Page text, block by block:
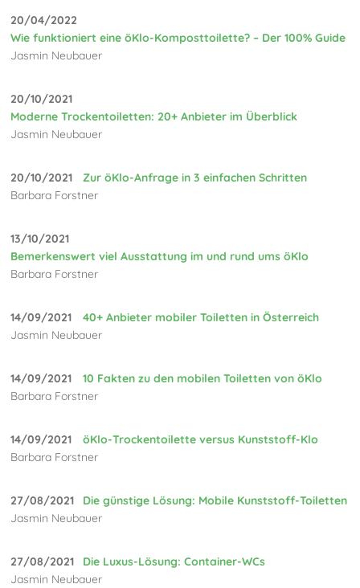
20/04/2022
Wie funktioniert eine öKlo-Komposttoilette? – Der 100% Guide
Jasmin Neubauer
20/10/2021
Moderne Trockentoiletten: 20+ Anbieter im Überblick
Jasmin Neubauer
20/10/2021
Zur öKlo-Anfrage in 3 einfachen Schritten
Barbara Forstner
13/10/2021
Bemerkenswert viel Ausstattung im und rund ums öKlo
Barbara Forstner
14/09/2021
40+ Anbieter mobiler Toiletten in Österreich
Jasmin Neubauer
14/09/2021
10 Fakten zu den mobilen Toiletten von öKlo
Barbara Forstner
14/09/2021
öKlo-Trockentoilette versus Kunststoff-Klo
Barbara Forstner
27/08/2021
Die günstige Lösung: Mobile Kunststoff-Toiletten
Jasmin Neubauer
27/08/2021
Die Luxus-Lösung: Container-WCs
Jasmin Neubauer